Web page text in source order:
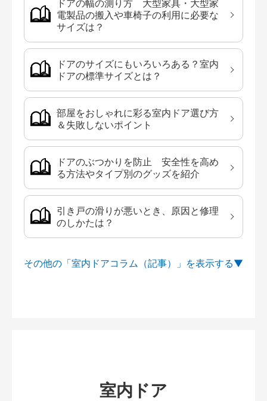
ドアの幅の測り方 大型家具・大型家
電製品の搬入や車椅子の利用に必要な
サイズは？
ドアのサイズにもいろいろある？室内
ドアの標準サイズとは？
部屋をおしゃれに彩る室内ドア選び方
＆失敗しないポイント
ドアのぶつかりを防止 安全性を高め
る方法やタイプ別のグッズを紹介
引き戸の滑りが悪いとき、原因と修理
のしかたは？
その他の「室内ドアコラム（記事）」を
室内ドア